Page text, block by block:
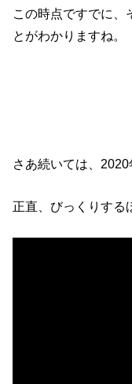
この時点ですでに、
とがわかりますね。
さあ続いては、2020
正直、びっくりする